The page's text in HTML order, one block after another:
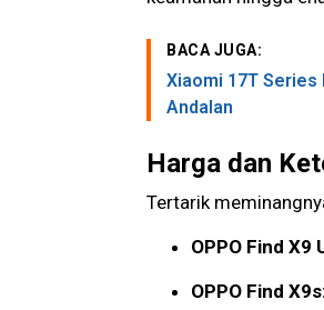
BACA JUGA:
Xiaomi 17T Series
Andalan
Harga dan
Tertarik
OPPO Find X9
OPPO Find